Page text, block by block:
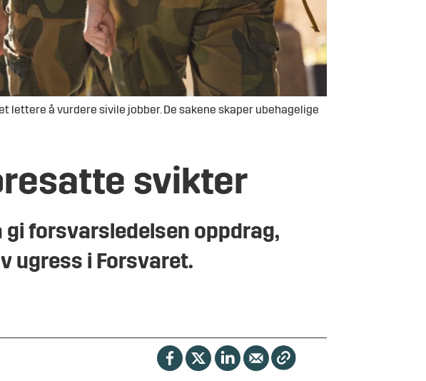
lettere å vurdere sivile jobber. De sakene skaper ubehagelige
svikter
forsvarsledelsen oppdrag,
ugress i Forsvaret.